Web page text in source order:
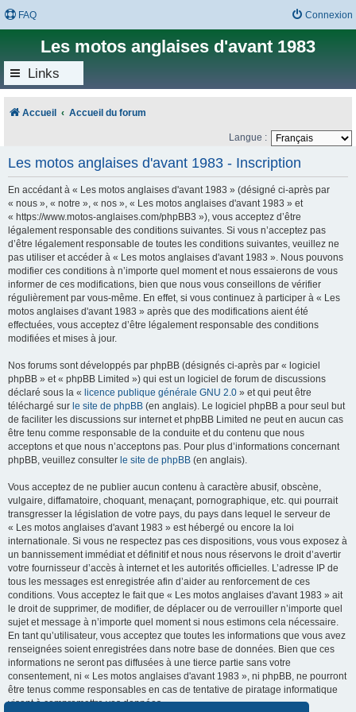
FAQ Connexion
Les motos anglaises d'avant 1983
Links
Accueil Accueil du forum
Langue :
Les motos anglaises d'avant 1983 - Inscription
En accédant à « Les motos anglaises d'avant 1983 » (désigné ci-après par
« nous », « notre », « nos », « Les motos anglaises d'avant 1983 » et
« https://www.motos-anglaises.com/phpBB3 »), vous acceptez d’être
légalement responsable des conditions suivantes. Si vous n’acceptez pas
d’être légalement responsable de toutes les conditions suivantes, veuillez ne
pas utiliser et accéder à « Les motos anglaises d'avant 1983 ». Nous pouvons
modifier ces conditions à n’importe quel moment et nous essaierons de vous
informer de ces modifications, bien que nous vous conseillons de vérifier
régulièrement par vous-même. En effet, si vous continuez à participer à « Les
motos anglaises d'avant 1983 » après que des modifications aient été
effectuées, vous acceptez d’être légalement responsable des conditions
modifiées et mises à jour.
Nos forums sont développés par phpBB (désignés ci-après par « logiciel
phpBB » et « phpBB Limited ») qui est un logiciel de forum de discussions
déclaré sous la « licence publique générale GNU 2.0 » et qui peut être
téléchargé sur le site de phpBB (en anglais). Le logiciel phpBB a pour seul but
de faciliter les discussions sur internet et phpBB Limited ne peut en aucun cas
être tenu comme responsable de la conduite et du contenu que nous
acceptons et que nous n’acceptons pas. Pour plus d’informations concernant
phpBB, veuillez consulter le site de phpBB (en anglais).
Vous acceptez de ne publier aucun contenu à caractère abusif, obscène,
vulgaire, diffamatoire, choquant, menaçant, pornographique, etc. qui pourrait
transgresser la législation de votre pays, du pays dans lequel le serveur de
« Les motos anglaises d'avant 1983 » est hébergé ou encore la loi
internationale. Si vous ne respectez pas ces dispositions, vous vous exposez à
un bannissement immédiat et définitif et nous nous réservons le droit d’avertir
votre fournisseur d’accès à internet et les autorités officielles. L’adresse IP de
tous les messages est enregistrée afin d’aider au renforcement de ces
conditions. Vous acceptez le fait que « Les motos anglaises d'avant 1983 » ait
le droit de supprimer, de modifier, de déplacer ou de verrouiller n’importe quel
sujet et message à n’importe quel moment si nous estimons cela nécessaire.
En tant qu’utilisateur, vous acceptez que toutes les informations que vous avez
renseignées soient enregistrées dans notre base de données. Bien que ces
informations ne seront pas diffusées à une tierce partie sans votre
consentement, ni « Les motos anglaises d'avant 1983 », ni phpBB, ne pourront
être tenus comme responsables en cas de tentative de piratage informatique
visant à compromettre vos données.